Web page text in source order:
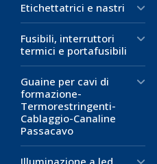
Etichettatrici e nastri
Fusibili, interruttori
termici e portafusibili
Guaine per cavi di
formazione-
Termorestringenti-
Cablaggio-Canaline
Passacavo
Illuminazione a led